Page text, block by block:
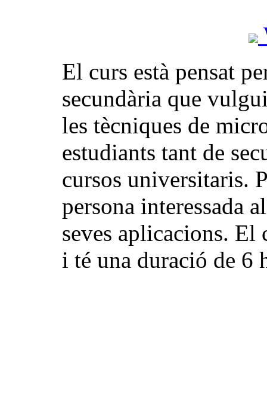
El curs està pensat
secundària que
les tècniques de
estudiants tant de
cursos universitaris.
persona interessada
seves aplicacions. El
i té una duració de 6